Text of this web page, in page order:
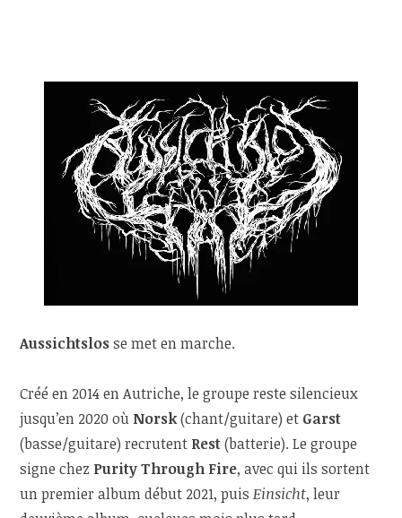
Aussichtslosse met en marche.
Créé en 2014 en Autriche, le groupe reste silencieux
jusqu’en 2020 où Norsk(chant/guitare) et Garst
(basse/guitare) recrutent Rest(batterie). Le groupe
signe chez Purity Through Fire, avec qui ils sortent
un premier album début 2021, puisEinsicht, leur